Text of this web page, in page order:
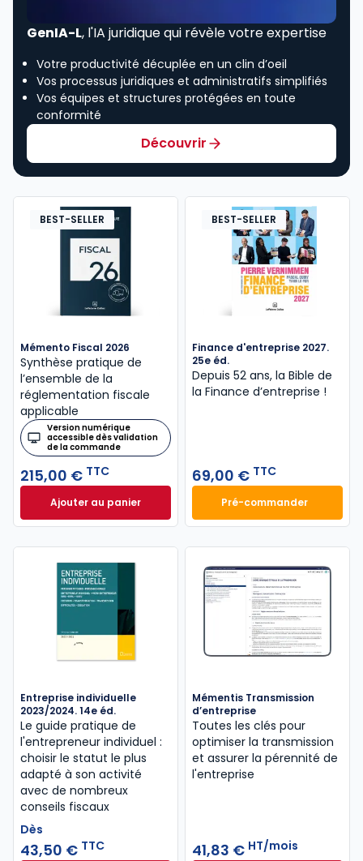
GenIA-L, l'IA juridique qui révèle votre expertise
Votre productivité décuplée en un clin d’oeil
Vos processus juridiques et administratifs simplifiés
Vos équipes et structures protégées en toute
conformité
Découvrir
BEST-SELLER
Mémento Fiscal 2026
Synthèse pratique de
l’ensemble de la
réglementation fiscale
applicable
Version numérique
accessible dès validation
de la commande
215,00 € TTC
Ajouter au panierMémento Fiscal 2026 à 215,00 € TTC
BEST-SELLER
Finance d'entreprise 2027.
25e éd.
Depuis 52 ans, la Bible de
la Finance d’entreprise​ !
69,00 € TTC
Pré-commander
Finance
Entreprise individuelle
2023/2024. 14e éd.
Le guide pratique de
l'entrepreneur individuel :
choisir le statut le plus
adapté à son activité
avec de nombreux
conseils fiscaux
Dès
43,50 € TTC
Mémentis Transmission
d’entreprise
Toutes les clés pour
optimiser la transmission
et assurer la pérennité de
l'entreprise
41,83 € HT/mois